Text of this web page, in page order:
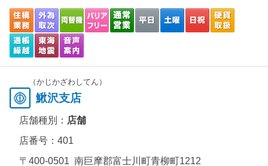
（かじかざわしてん）
鰍沢支店
店舗種別： 店舗
店番号：401
〒400-0501 南巨摩郡富士川町青柳町1212